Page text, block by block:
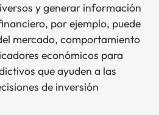
y generar información
por ejemplo, puede
mercado, comportamiento
económicos para
que ayuden a las
de inversión